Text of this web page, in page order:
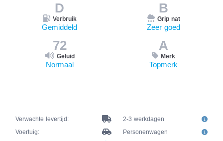
D
Verbruik
Gemiddeld
B
Grip nat
Zeer goed
72
Geluid
Normaal
A
Merk
Topmerk
Verwachte levertijd:
2-3 werkdagen
Voertuig:
Personenwagen